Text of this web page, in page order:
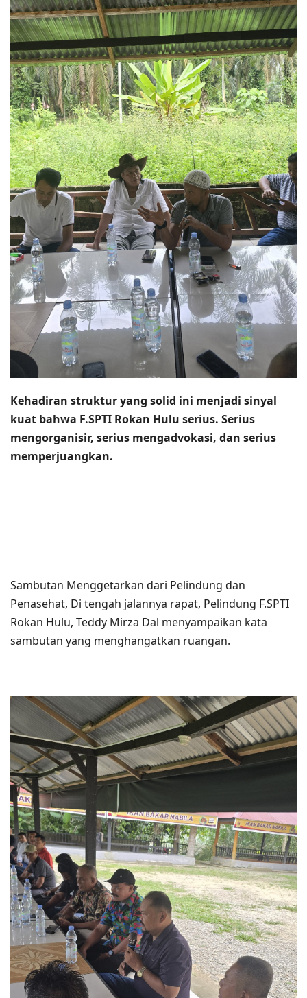
Kehadiran struktur yang solid ini menjadi sinyal
kuat bahwa F.SPTI Rokan Hulu serius. Serius
mengorganisir, serius mengadvokasi, dan serius
memperjuangkan.
Sambutan Menggetarkan dari Pelindung dan
Penasehat, Di tengah jalannya rapat, Pelindung F.SPTI
Rokan Hulu, Teddy Mirza Dal menyampaikan kata
sambutan yang menghangatkan ruangan.